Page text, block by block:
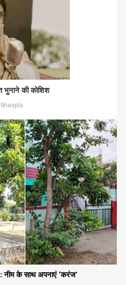
भुनाने की कोशिश
के साथ अपनाएं ‘करंज’